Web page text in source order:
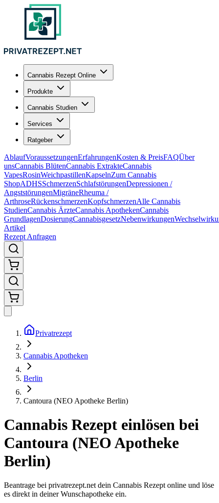
Cannabis Rezept Online
Produkte
Cannabis Studien
Services
Ratgeber
AblaufVoraussetzungenErfahrungenKosten & PreisFAQÜber
unsCannabis BlütenCannabis ExtrakteCannabis
VapesRosinWeichpastillenKapselnZum Cannabis
ShopADHSSchmerzenSchlafstörungenDepressionen /
AngststörungenMigräneRheuma /
ArthroseRückenschmerzenKopfschmerzenAlle Cannabis
StudienCannabis ÄrzteCannabis ApothekenCannabis
GrundlagenDosierungCannabisgesetzNebenwirkungen
Artikel
Rezept Anfragen
Privatrezept
Cannabis Apotheken
Berlin
Cantoura (NEO Apotheke Berlin)
Cannabis Rezept einlösen bei
Cantoura (NEO Apotheke
Berlin)
Beantrage bei privatrezept.net dein Cannabis Rezept online und löse
es direkt in deiner Wunschapotheke ein.